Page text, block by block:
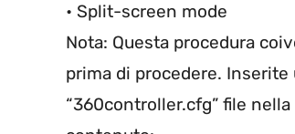
• Split-screen mode
Nota: Questa procedura
prima di procedere.
“360controller.cfg” file